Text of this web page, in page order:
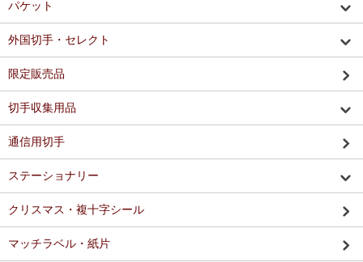
パケット
外国切手・セレクト
限定販売品
切手収集用品
通信用切手
ステーショナリー
クリスマス・複十字シール
マッチラベル・紙片